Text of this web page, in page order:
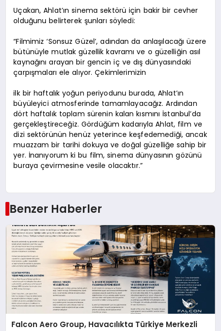
Uçakan, Ahlat’ın sinema sektörü için bakir bir cevher
olduğunu belirterek şunları söyledi:
“Filmimiz ‘Sonsuz Güzel’, adından da anlaşılacağı üzere
bütünüyle mutlak güzellik kavramı ve o güzelliğin asıl
kaynağını arayan bir gencin iç ve dış dünyasındaki
çarpışmaları ele alıyor. Çekimlerimizin
ilk bir haftalık yoğun periyodunu burada, Ahlat’ın
büyüleyici atmosferinde tamamlayacağız. Ardından
dört haftalık toplam sürenin kalan kısmını İstanbul’da
gerçekleştireceğiz. Gördüğüm kadarıyla Ahlat, film ve
dizi sektörünün henüz yeterince keşfedemediği, ancak
muazzam bir tarihi dokuya ve doğal güzelliğe sahip bir
yer. İnanıyorum ki bu film, sinema dünyasının gözünü
buraya çevirmesine vesile olacaktır.”
Benzer Haberler
Falcon Aero Group, Havacılıkta Türkiye Merkezli